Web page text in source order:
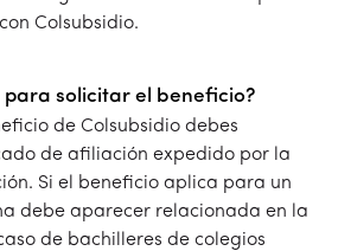
Colsubsidio.
para solicitar el beneficio?
de Colsubsidio debes
de afiliación expedido por la
Si el beneficio aplica para un
debe aparecer relacionada en la
de bachilleres de colegios